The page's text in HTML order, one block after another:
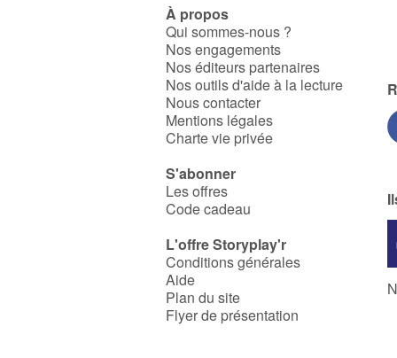
À propos
Qui sommes-nous ?
Nos engagements
Nos éditeurs partenaires
Nos outils d'aide à la lecture
Nous contacter
Mentions légales
Charte vie privée
S'abonner
Les offres
Code cadeau
L'offre Storyplay'r
Conditions générales
Aide
Plan du site
Flyer de présentation